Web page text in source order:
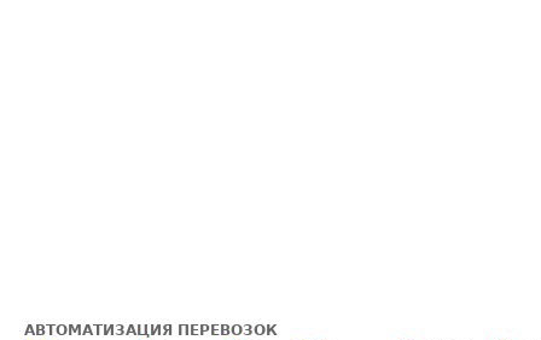
АВТОМАТИЗАЦИЯ ПЕРЕВОЗОК